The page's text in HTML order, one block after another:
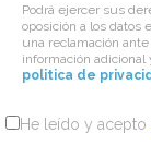
Podrá ejercer sus
oposición a los datos
una reclamación
información adicional
politica de
He leído y acepto